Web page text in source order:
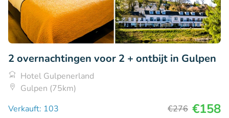
2 overnachtingen voor 2 + ontbijt in Gulpen
Hotel Gulpenerland
Gulpen (75km)
Verkauft: 103
€276 €158